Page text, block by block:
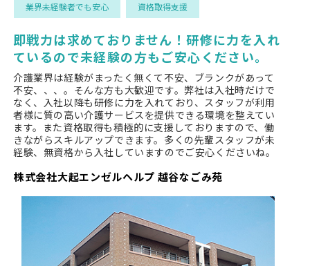
業界未経験者でも安心 資格取得支援
即戦力は求めておりません！研修に力を入れ
ているので未経験の方もご安心ください。
介護業界は経験がまったく無くて不安、ブランクがあって
不安、、、。そんな方も大歓迎です。弊社は入社時だけで
なく、入社以降も研修に力を入れており、スタッフが利用
者様に質の高い介護サービスを提供できる環境を整えてい
ます。また資格取得も積極的に支援しておりますので、働
きながらスキルアップできます。多くの先輩スタッフが未
経験、無資格から入社していますのでご安心くださいね。
株式会社大起エンゼルヘルプ 越谷なごみ苑